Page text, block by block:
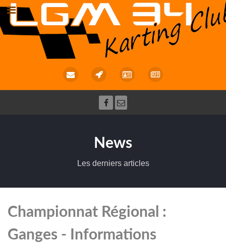
News
Les derniers articles
Championnat Régional :
Ganges - Informations